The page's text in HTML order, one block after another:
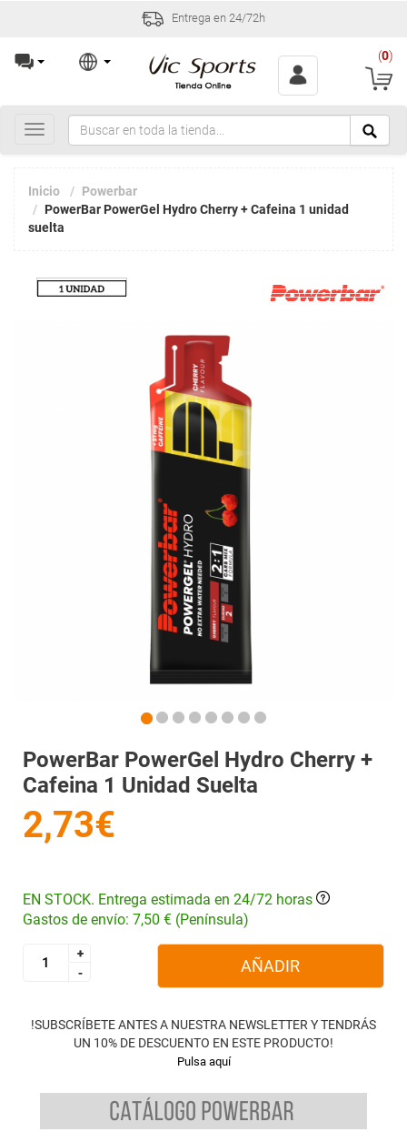
Entrega en 24/72h
(0)
Toggle
navigation
Inicio
Powerbar
PowerBar PowerGel Hydro Cherry + Cafeina 1 unidad
suelta
PowerBar PowerGel Hydro Cherry +
Cafeina 1 Unidad Suelta
2,73€
EN STOCK. Entrega estimada en 24/72 horas
Gastos de envío: 7,50 € (Península)
+
-
+
-
AÑADIR
!SUBSCRÍBETE ANTES A NUESTRA NEWSLETTER Y TENDRÁS
UN 10% DE DESCUENTO EN ESTE PRODUCTO!
Pulsa aquí